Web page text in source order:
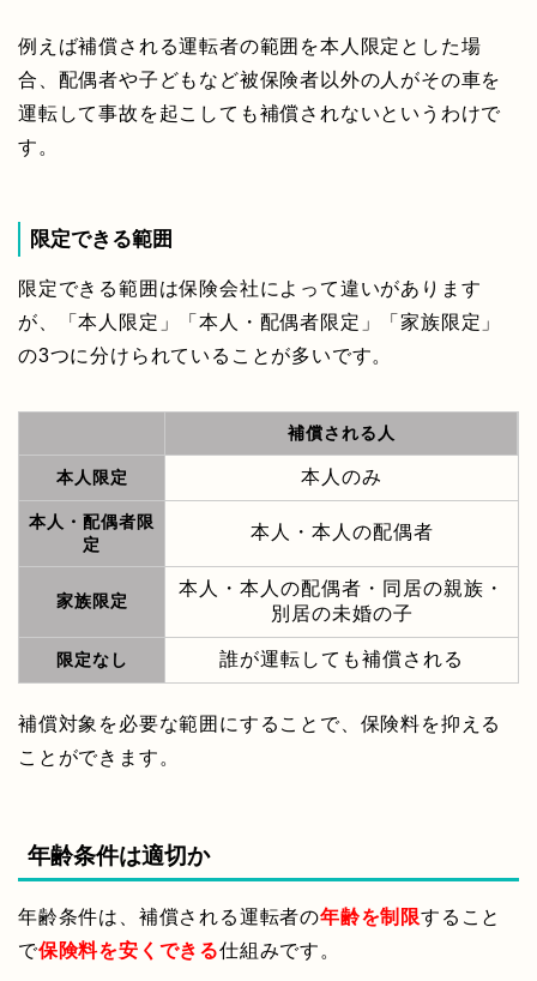
例えば補償される運転者の範囲を本人限定とした場
合、配偶者や子どもなど被保険者以外の人がその車を
運転して事故を起こしても補償されないというわけで
す。
限定できる範囲
限定できる範囲は保険会社によって違いがあります
が、「本人限定」「本人・配偶者限定」「家族限定」
の3つに分けられていることが多いです。
補償される人
本人限定 本人のみ
本人・配偶者限
定
本人・本人の配偶者
家族限定
本人・本人の配偶者・同居の親族・
別居の未婚の子
限定なし 誰が運転しても補償される
補償対象を必要な範囲にすることで、保険料を抑える
ことができます。
年齢条件は適切か
年齢条件は、補償される運転者の年齢を制限すること
で保険料を安くできる仕組みです。